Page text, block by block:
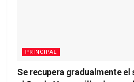
PRINCIPAL
Se recupera gradualmente el